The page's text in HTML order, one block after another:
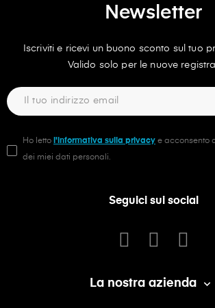
Newsletter
Iscriviti e ricevi un buono sconto sul tuo
Valido solo per le nuove
Ho letto l'informativa sulla privacy e acconsento
dei miei dati personali.
Seguici sui social
La nostra azienda 